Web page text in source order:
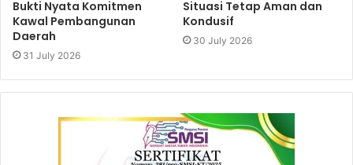
Bukti Nyata Komitmen
Kawal Pembangunan
Daerah
31 July 2026
Situasi Tetap Aman dan
Kondusif
30 July 2026